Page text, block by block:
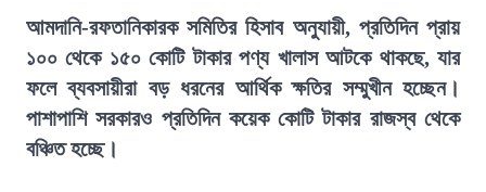
আমদানি-রফতানিকারক সমিতির হিসাব অনুযায়ী, প্রতিদিন প্রায়
১০০ থেকে ১৫০ কোটি টাকার পণ্য খালাস আটকে থাকছে, যার
ফলে ব্যবসায়ীরা বড় ধরনের আর্থিক ক্ষতির সম্মুখীন হচ্ছেন।
পাশাপাশি সরকারও প্রতিদিন কয়েক কোটি টাকার রাজস্ব থেকে
বঞ্চিত হচ্ছে।